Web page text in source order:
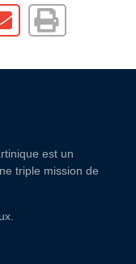
est un
triple mission de